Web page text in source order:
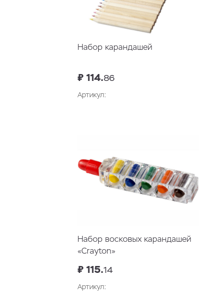
Набор карандашей
₽ 114.86
Артикул:
Набор восковых карандашей
«Crayton»
₽ 115.14
Артикул: